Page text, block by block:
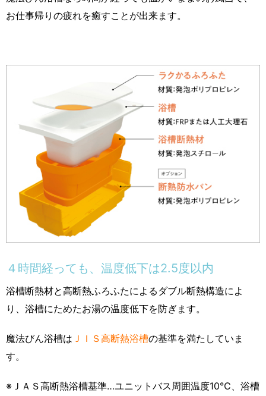
お仕事帰りの疲れを癒すことが出来ます。
４時間経っても、温度低下は2.5度以内
浴槽断熱材と高断熱ふろふたによるダブル断熱構造によ
り、浴槽にためたお湯の温度低下を防ぎます。
魔法びん浴槽は ＪＩＳ高断熱浴槽の基準を満たしていま
す。
※ＪＡＳ高断熱浴槽基準…ユニットバス周囲温度10℃、浴槽